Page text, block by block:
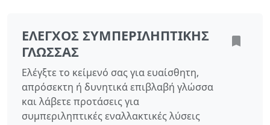
ΈΛΕΓΧΟΣ ΣΥΜΠΕΡΙΛΗΠΤΙΚΉΣ
ΓΛΏΣΣΑΣ
Ελέγξτε το κείμενό σας για ευαίσθητη,
απρόσεκτη ή δυνητικά επιβλαβή γλώσσα
και λάβετε προτάσεις για
συμπεριληπτικές εναλλακτικές λύσεις